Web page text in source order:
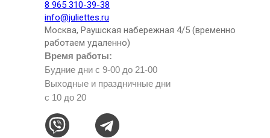
Время работы:
Будние дни с 9-00 до 21-00
Выходные и праздничные дни
с 10 до 20
8 965 310-39-38
info@juliettes.ru
Москва, Раушская набережная 4/5 (временно
работаем удаленно)